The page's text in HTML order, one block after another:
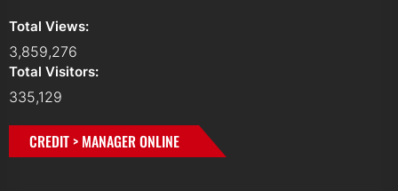
Total Views:
3,859,276
Total Visitors:
335,129
CREDIT > MANAGER ONLINE